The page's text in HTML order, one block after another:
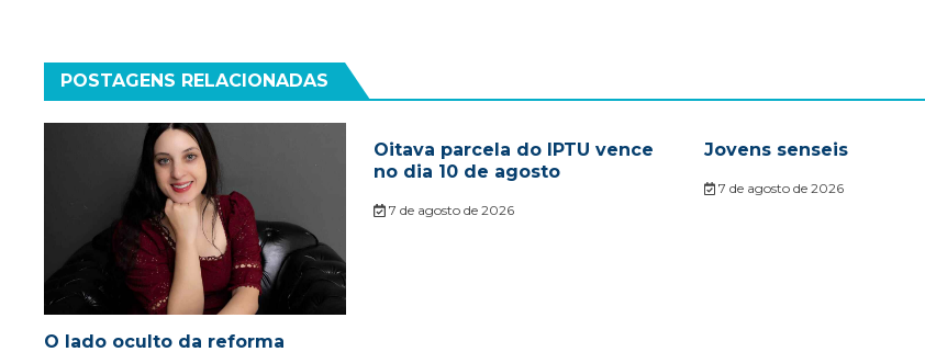
POSTAGENS RELACIONADAS
O lado oculto da reforma
Oitava parcela do IPTU vence
no dia 10 de agosto
7 de agosto de 2026
Jovens senseis
7 de agosto de 2026